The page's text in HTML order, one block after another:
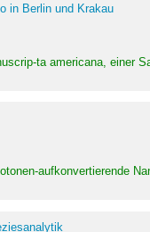
in Berlin und Krakau
ta americana, einer
aufkonvertierende